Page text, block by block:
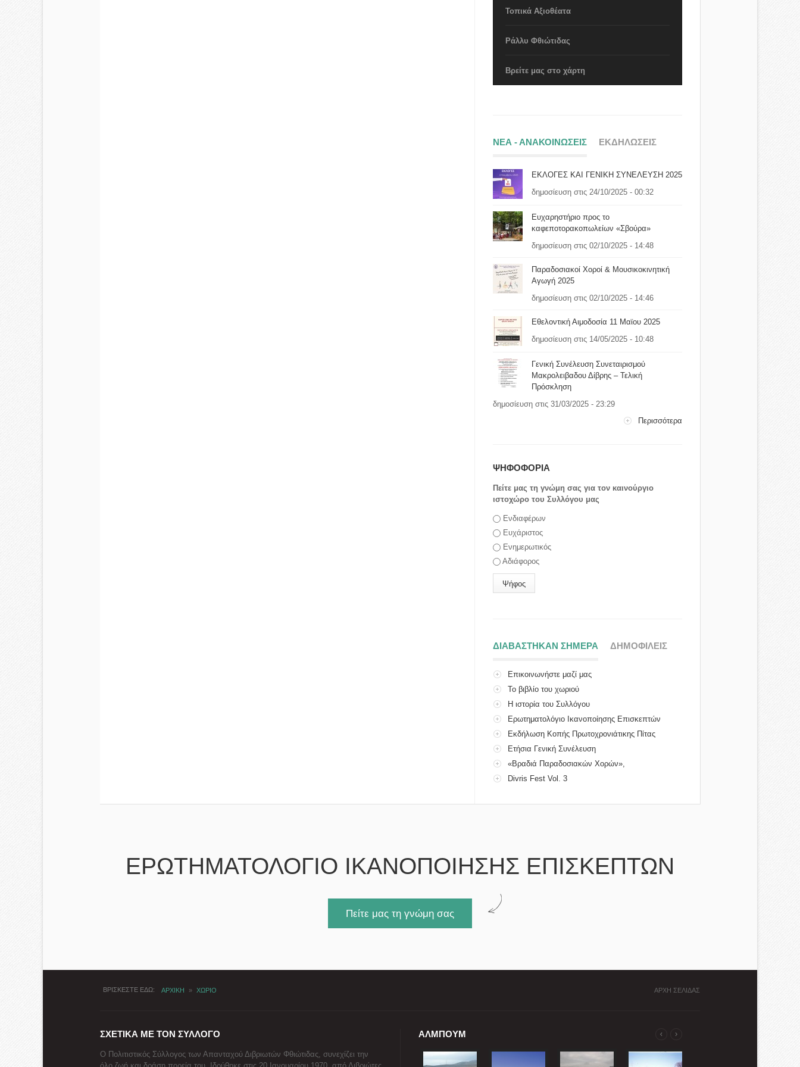
Τοπικά Αξιοθέατα
Ράλλυ Φθιώτιδας
Βρείτε μας στο χάρτη
ΝΕΑ - ΑΝΑΚΟΙΝΩΣΕΙΣ ΕΚΔΗΛΩΣΕΙΣ
ΕΚΛΟΓΕΣ ΚΑΙ ΓΕΝΙΚΗ ΣΥΝΕΛΕΥΣΗ 2025
δημοσίευση στις 24/10/2025 - 00:32
Ευχαρηστήριο προς το
καφεποτορακοπωλείων «Σβούρα»
δημοσίευση στις 02/10/2025 - 14:48
Παραδοσιακοί Χοροί & Μουσικοκινητική
Αγωγή 2025
δημοσίευση στις 02/10/2025 - 14:46
Εθελοντική Αιμοδοσία 11 Μαϊου 2025
δημοσίευση στις 14/05/2025 - 10:48
Γενική Συνέλευση Συνεταιρισμού
Μακρολειβαδου Δίβρης – Τελική
Πρόσκληση
δημοσίευση στις 31/03/2025 - 23:29
Περισσότερα
ΨΗΦΟΦΟΡΙΑ
Πείτε μας τη γνώμη σας για τον καινούργιο
ιστοχώρο του Συλλόγου μας
Επιλογές
Ενδιαφέρων
Ευχάριστος
Ενημερωτικός
Αδιάφορος
ΔΙΑΒΑΣΤΗΚΑΝ ΣΗΜΕΡΑ (ΕΝΕΡΓΗ ΚΑΡΤΕΛΑ)
ΔΗΜΟΦΙΛΕΙΣ
Επικοινωνήστε μαζί μας
Το βιβλίο του χωριού
Η ιστορία του Συλλόγου
Ερωτηματολόγιο Ικανοποίησης Επισκεπτών
Εκδήλωση Κοπής Πρωτοχρονιάτικης Πίτας
Πολιτιστικού...
Ετήσια Γενική Συνέλευση
«Βραδιά Παραδοσιακών Χορών»,
Divris Fest Vol. 3
ΕΡΩΤΗΜΑΤΟΛΟΓΙΟ ΙΚΑΝΟΠΟΙΗΣΗΣ ΕΠΙΣΚΕΠΤΩΝ
Πείτε μας τη γνώμη σας
ΒΡΙΣΚΕΣΤΕ ΕΔΩ ΑΡΧΙΚΗ » ΧΩΡΙΟ ΑΡΧΗ ΣΕΛΙΔΑΣ
ΣΧΕΤΙΚΑ ΜΕ ΤΟΝ ΣΥΛΛΟΓΟ
Ο Πολιτιστικός Σύλλογος των Απανταχού Διβριωτών Φθιώτιδας, συνεχίζει την
ΑΛΜΠΟΥΜ